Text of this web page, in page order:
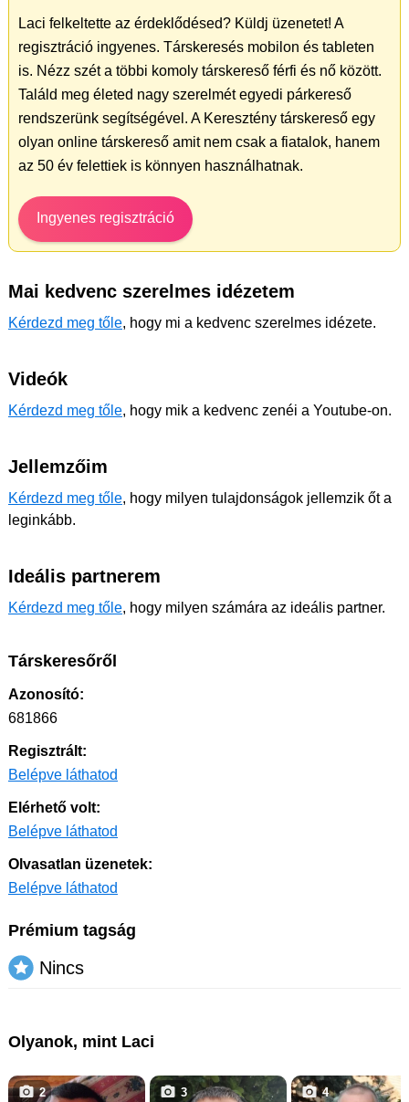
Laci felkeltette az érdeklődésed? Küldj üzenetet! A
regisztráció ingyenes. Társkeresés mobilon és tableten
is. Nézz szét a többi komoly társkereső férfi és nő között.
Találd meg életed nagy szerelmét egyedi párkereső
rendszerünk segítségével. A Keresztény társkereső egy
olyan online társkereső amit nem csak a fiatalok, hanem
az 50 év felettiek is könnyen használhatnak.
Ingyenes regisztráció
Mai kedvenc szerelmes idézetem
Kérdezd meg tőle, hogy mi a kedvenc szerelmes idézete.
Videók
Kérdezd meg tőle, hogy mik a kedvenc zenéi a Youtube-on.
Jellemzőim
Kérdezd meg tőle, hogy milyen tulajdonságok jellemzik őt a
leginkább.
Ideális partnerem
Kérdezd meg tőle, hogy milyen számára az ideális partner.
Társkeresőről
Azonosító:
681866
Regisztrált:
Belépve láthatod
Elérhető volt:
Belépve láthatod
Olvasatlan üzenetek:
Belépve láthatod
Prémium tagság
Nincs
Olyanok, mint Laci
2 3 4